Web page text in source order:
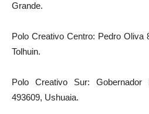
Grande.
Polo Creativo Centro: Pedro Oliva
Tolhuin.
Polo Creativo Sur:
493609, Ushuaia.